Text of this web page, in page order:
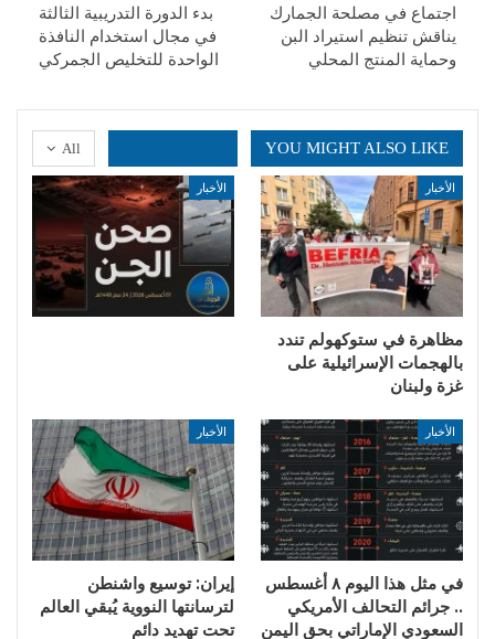
اجتماع في مصلحة الجمارك
يناقش تنظيم استيراد البن
وحماية المنتج المحلي
بدء الدورة التدريبية الثالثة
في مجال استخدام النافذة
الواحدة للتخليص الجمركي
All YOU MIGHT ALSO LIKE
الأخبار
مظاهرة في ستوكهولم تندد
بالهجمات الإسرائيلية على
غزة ولبنان
الأخبار
الأخبار
في مثل هذا اليوم ٨ أغسطس
.. جرائم التحالف الأمريكي
السعودي الإماراتي بحق اليمن
الأخبار
إيران: توسيع واشنطن
لترسانتها النووية يُبقي العالم
تحت تهديد دائم